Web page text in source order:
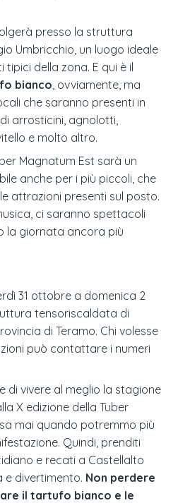
presso la struttura
Umbricchio, un luogo ideale
della zona. E qui è il
bianco , ovviamente, ma
che saranno presenti in
arrosticini, agnolotti,
e molto altro.
Magnatum Est sarà un
anche per i più piccoli, che
attrazioni presenti sul posto.
ci saranno spettacoli
la giornata ancora più
31 ottobre a domenica 2
tensoriscaldata di
di Teramo. Chi volesse
può contattare i numeri
di vivere al meglio la stagione
X edizione della Tuber
mai quando potremmo più
Quindi, prenditi
e recati a Castellalto
e divertimento. Non perdere
il tartufo bianco e le